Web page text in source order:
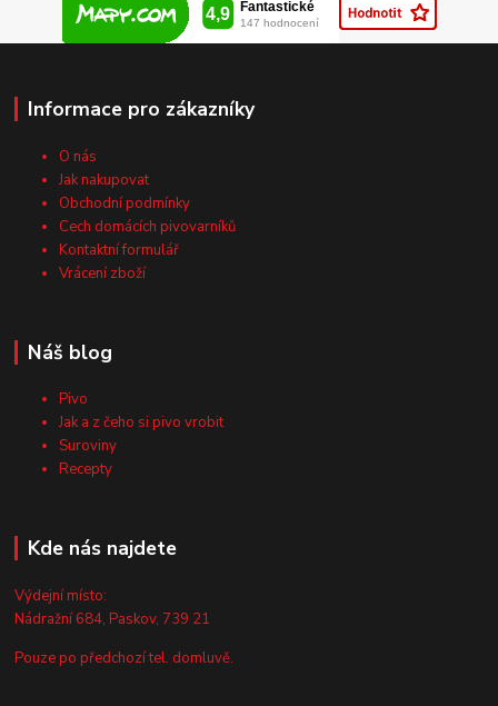
Informace pro zákazníky
O nás
Jak nakupovat
Obchodní podmínky
Cech domácích pivovarníků
Kontaktní formulář
Vrácení zboží
Náš blog
Pivo
Jak a z čeho si pivo vrobit
Suroviny
Recepty
Kde nás najdete
Výdejní místo:
Nádražní 684, Paskov, 739 21
Pouze po předchozí tel. domluvě.